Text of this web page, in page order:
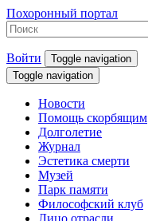
Похоронный портал
Войти
Toggle navigation
Toggle navigation
Новости
Помощь скорбящим
Долголетие
Журнал
Эстетика смерти
Музей
Парк памяти
Философский клуб
Лицо отрасли